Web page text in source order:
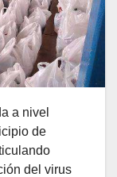
a nivel
de
del virus